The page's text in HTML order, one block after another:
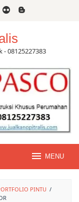
- 08125227383
MENU
PINTU /